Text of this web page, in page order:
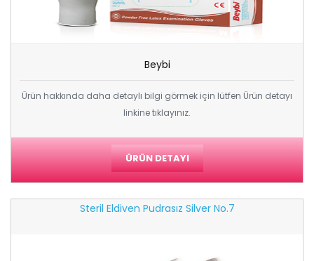
Beybi
Ürün hakkında daha detaylı bilgi görmek için lütfen Ürün detayı
linkine tıklayınız.
ÜRÜN DETAYI
Steril Eldiven Pudrasız Silver No.7